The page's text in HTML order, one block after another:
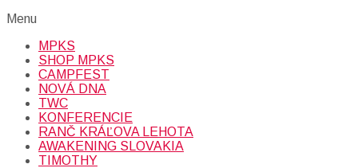
Menu
MPKS
SHOP MPKS
CAMPFEST
NOVÁ DNA
TWC
KONFERENCIE
RANČ KRÁĽOVA LEHOTA
AWAKENING SLOVAKIA
TIMOTHY